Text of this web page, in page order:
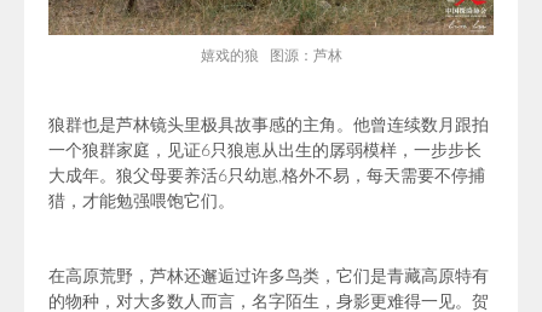
嬉戏的狼 图源：芦林
狼群也是芦林镜头里极具故事感的主角。他曾连续数月跟拍
一个狼群家庭，见证6只狼崽从出生的孱弱模样，一步步长
大成年。狼父母要养活6只幼崽,格外不易，每天需要不停捕
猎，才能勉强喂饱它们。
在高原荒野，芦林还邂逅过许多鸟类，它们是青藏高原特有
的物种，对大多数人而言，名字陌生，身影更难得一见。贺